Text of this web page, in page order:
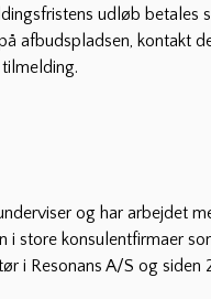
udløb betales
afbudspladsen, kontakt
og har arbejdet
i store konsulentfirmaer
i Resonans A/S og siden